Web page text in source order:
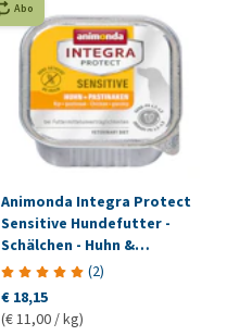
Abo
Animonda Integra Protect
Sensitive Hundefutter -
Schälchen - Huhn &
Pastinaken (2)
€ 18,15
(€ 11,00 / kg)